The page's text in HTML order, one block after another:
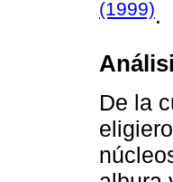
(1999).
De la